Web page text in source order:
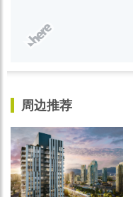
周边推荐